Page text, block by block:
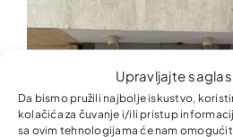
Upravljajte
Da bismo pružili najbolje iskustvo,
kolačića za čuvanje i/ili pristup
sa ovim tehnologijama će nam